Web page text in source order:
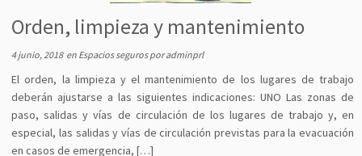
Orden, limpieza y mantenimiento
4 junio, 2018en Espacios segurosporadminprl
El orden, la limpieza y el mantenimiento de los lugares de trabajo
deberán ajustarse a las siguientes indicaciones: UNO Las zonas de
paso, salidas y vías de circulación de los lugares de trabajo y, en
especial, las salidas y vías de circulación previstas para la evacuación
en casos de emergencia, […]